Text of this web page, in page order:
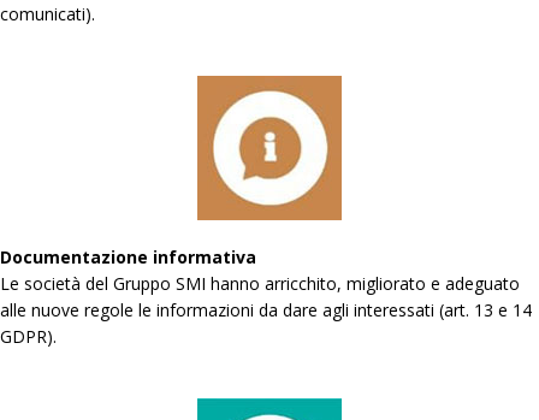
comunicati).
Documentazione informativa
Le società del Gruppo SMI hanno arricchito, migliorato e adeguato
alle nuove regole le informazioni da dare agli interessati (art. 13 e 14
GDPR).